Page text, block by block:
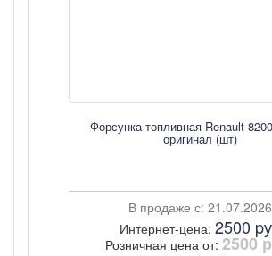
Форсунка топливная Renault
оригинал (шт)
В продаже с: 21.07.2026
Интернет-цена: 2500
Розничная цена от: 2500